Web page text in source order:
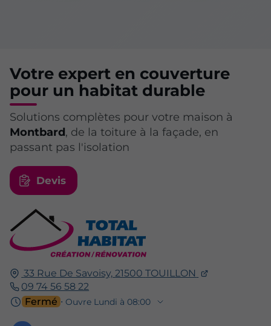
33 Rue De Savoisy, 21500 TOUILLON
09 74 56 58 22
Fermé ⋅ Ouvre Lundi à 08:00
Votre expert en couverture
pour un habitat durable
Solutions complètes pour votre maison à
Montbard, de la toiture à la façade, en
passant pas l'isolation
Devis